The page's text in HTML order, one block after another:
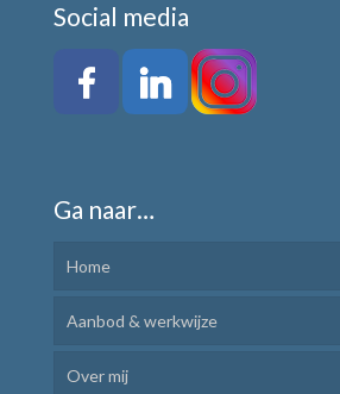
Social media
Ga naar…
Home
Aanbod & werkwijze
Kindercoaching
Over mij